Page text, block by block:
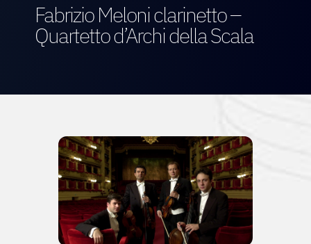
Fabrizio Meloni clarinetto –
Quartetto d’Archi della Scala